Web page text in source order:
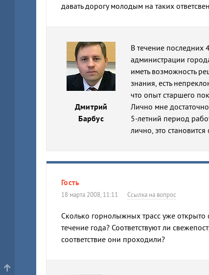
давать дорогу молодым на таких
Дмитрий
Барбус
В течение последних
администрации
иметь возможность
знания, есть
что опыт старшего
Лично мне
5-летний период
лично, это
Гость
18 марта 2008, 11:11 Ссылка на вопрос
Сколько горнолыжных трасс уже открыто
течение года? Соответствуют ли
соответствие они проходили?